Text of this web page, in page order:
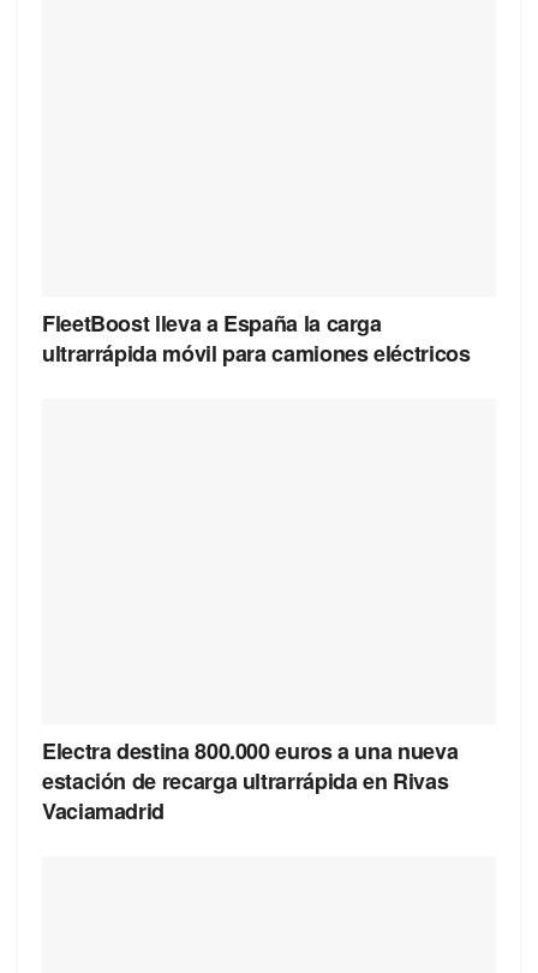
FleetBoost lleva a España la carga
ultrarrápida móvil para camiones eléctricos
Electra destina 800.000 euros a una nueva
estación de recarga ultrarrápida en Rivas
Vaciamadrid